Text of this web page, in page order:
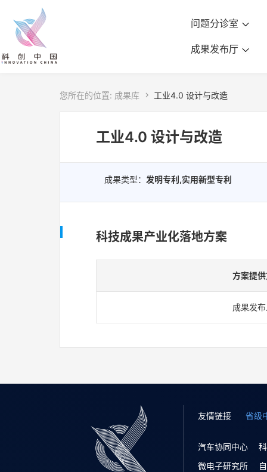
问题分诊室
成果发布厅
您所在的位置: 成果库  工业4.0 设计与改造
工业4.0 设计与改造
成果类型： 发明专利,实用新型专利
科技成果产业化落地方案
方案提
成果发
友情链接 省级
汽车协同中心
微电子研究所